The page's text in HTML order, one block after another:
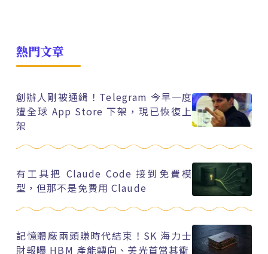
熱門文章
創辦人剛被通緝！Telegram 今早一度
遭全球 App Store 下架，現已恢復上
架
有工具把 Claude Code 接到免費模
型，但那不是免費用 Claude
記憶體廠兩頭賺時代結束！SK 海力士
財報曝 HBM 產能轉向、美光首當其衝